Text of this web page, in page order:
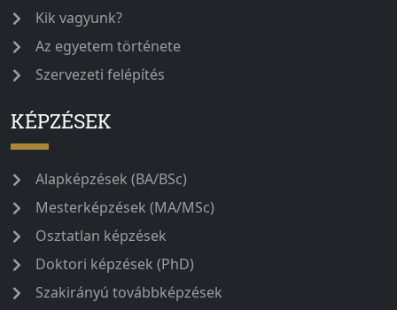
Kik vagyunk?
Az egyetem története
Szervezeti felépítés
KÉPZÉSEK
Alapképzések (BA/BSc)
Mesterképzések (MA/MSc)
Osztatlan képzések
Doktori képzések (PhD)
Szakirányú továbbképzések